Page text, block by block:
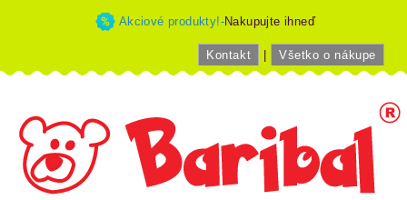
Akciové produkty!-Nakupujte ihneď
Kontakt Všetko o nákupe